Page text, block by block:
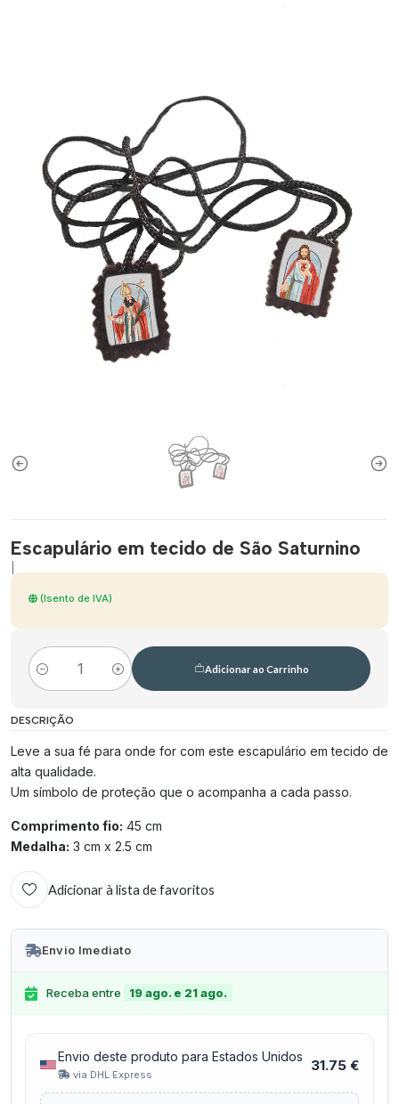
Escapulário em tecido de São Saturnino
(Isento de IVA)
Quantidade
Adicionar ao Carrinho
DESCRIÇÃO
Leve a sua fé para onde for com este escapulário em tecido de
alta qualidade.
Um símbolo de proteção que o acompanha a cada passo.
Comprimento fio: 45 cm
Medalha: 3 cm x 2.5 cm
Adicionar à lista de favoritos
Envio Imediato
Receba entre 19 ago. e 21 ago.
Envio deste produto para Estados Unidos
via DHL Express
31.75 €